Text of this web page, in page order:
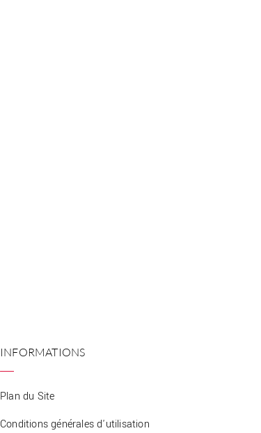
INFORMATIONS
Plan du Site
Conditions générales d'utilisation